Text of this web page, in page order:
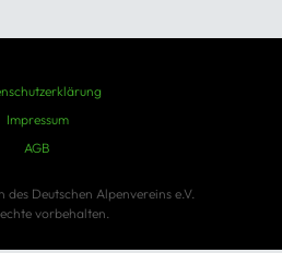
Deutschen Alpenvereins e.V.
vorbehalten.
Impressum
AGB